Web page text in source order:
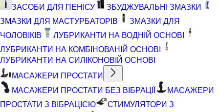
ЗАСОБИ ДЛЯ ПЕНІСУ
ЗБУДЖУВАЛЬНІ ЗМАЗКИ
ЗМАЗКИ ДЛЯ МАСТУРБАТОРІВ
ЗМАЗКИ ДЛЯ
ЧОЛОВІКІВ
ЛУБРИКАНТИ НА ВОДНІЙ ОСНОВІ
ЛУБРИКАНТИ НА КОМБІНОВАНІЙ ОСНОВІ
ЛУБРИКАНТИ НА СИЛІКОНОВІЙ ОСНОВІ
МАСАЖЕРИ ПРОСТАТИ
МАСАЖЕРИ ПРОСТАТИ БЕЗ ВІБРАЦІЇ
МАСАЖЕРИ
ПРОСТАТИ З ВІБРАЦІЄЮ
СТИМУЛЯТОРИ З